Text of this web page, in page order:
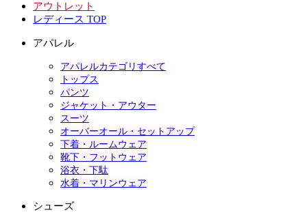
アウトレット
レディース TOP
アパレル
アパレルカテゴリすべて
トップス
パンツ
ジャケット・アウター
スーツ
オーバーオール・セットアップ
下着・ルームウェア
靴下・フットウェア
浴衣・下駄
水着・マリンウェア
シューズ